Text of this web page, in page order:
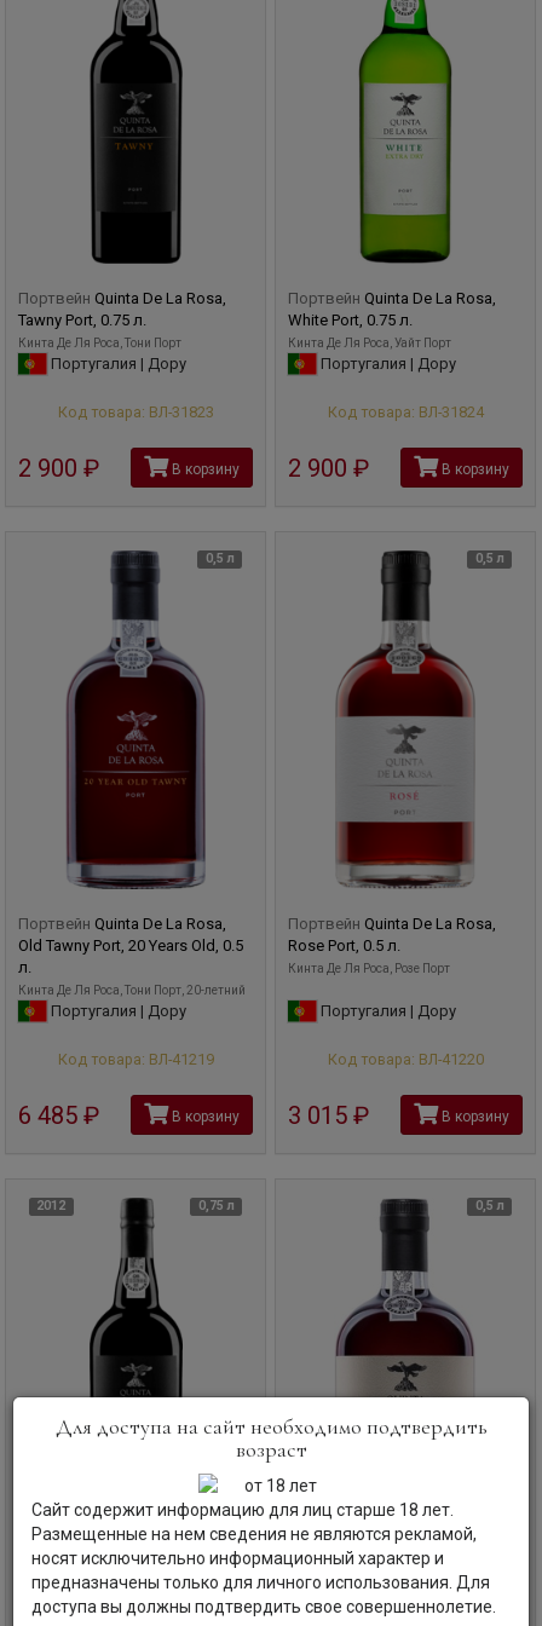
Портвейн Quinta De La Rosa,
Tawny Port, 0.75 л.
Кинта Де Ля Роса, Тони Порт
Португалия | Дору
Код товара: ВЛ-31823
2 900 руб В корзину
Портвейн Quinta De La Rosa,
White Port, 0.75 л.
Кинта Де Ля Роса, Уайт Порт
Португалия | Дору
Код товара: ВЛ-31824
2 900 руб В корзину
0,5 л
Портвейн Quinta De La Rosa,
Old Tawny Port, 20 Years Old, 0.5
л.
Кинта Де Ля Роса, Тони Порт, 20-летний
Португалия | Дору
Код товара: ВЛ-41219
6 485 руб В корзину
0,5 л
Портвейн Quinta De La Rosa,
Rose Port, 0.5 л.
Кинта Де Ля Роса, Розе Порт
Португалия | Дору
Код товара: ВЛ-41220
3 015 руб В корзину
2012 0,75 л
Vintage Port, 2012, 0.75 л.
Кинта Де Ля Роса, Винтаж Порт, 2012
0,5 л
Портвейн
Quinta De La Rosa,
Old Tawny Port, 30 Years Old, 0.5
л.
Для доступа на сайт необходимо подтвердить
возраст
Сайт содержит информацию для лиц старше 18 лет.
Размещенные на нем сведения не являются рекламой,
носят исключительно информационный характер и
предназначены только для личного использования. Для
доступа вы должны подтвердить свое совершеннолетие.